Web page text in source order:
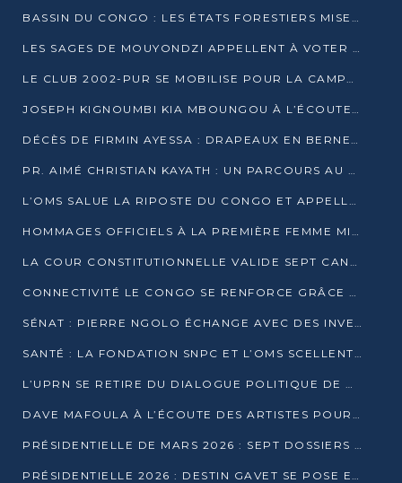
BASSIN DU CONGO : LES ÉTATS FORESTIERS MISENT SUR LES MARCHÉS CARBONE
LES SAGES DE MOUYONDZI APPELLENT À VOTER DENIS SASSOU-NGUESSO
LE CLUB 2002-PUR SE MOBILISE POUR LA CAMPAGNE
JOSEPH KIGNOUMBI KIA MBOUNGOU À L’ÉCOUTE DE TALANGAÏ
DÉCÈS DE FIRMIN AYESSA : DRAPEAUX EN BERNE LUNDI
PR. AIMÉ CHRISTIAN KAYATH : UN PARCOURS AU SERVICE DE LA RECHERCHE ET DE L’INNOVATION
L’OMS SALUE LA RIPOSTE DU CONGO ET APPELLE À DES RÉFORMES DURABLES
HOMMAGES OFFICIELS À LA PREMIÈRE FEMME MINISTRE DU CONGO
LA COUR CONSTITUTIONNELLE VALIDE SEPT CANDIDATURES POUR LA PRÉSIDENTIELLE
CONNECTIVITÉ LE CONGO SE RENFORCE GRÂCE AU CÂBLE 2AFRICA
SÉNAT : PIERRE NGOLO ÉCHANGE AVEC DES INVESTISSEURS DU NUMÉRIQUE
SANTÉ : LA FONDATION SNPC ET L’OMS SCELLENT UN PARTENARIAT STRATÉGIQUE DE TROIS ANS
L’UPRN SE RETIRE DU DIALOGUE POLITIQUE DE DJAMBALA : TENSIONS DANS LE PRÉ-ÉLECTORAL CONGOLAIS
DAVE MAFOULA À L’ÉCOUTE DES ARTISTES POUR REDÉFINIR SA POLITIQUE CULTURELLE
PRÉSIDENTIELLE DE MARS 2026 : SEPT DOSSIERS DE CANDIDATURE ENREGISTRÉS À LA CLÔTURE DES DÉPÔTS
PRÉSIDENTIELLE 2026 : DESTIN GAVET SE POSE EN CANDIDAT DU « RAS-LE-BOL »